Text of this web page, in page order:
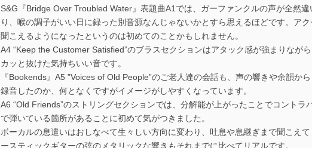
S&G『Bridge Over Troubled Water』表題曲A1では、ガーファンクルの声が全然
り、喉の調子がいい日に録った別音源なんじゃないかとすら思えるほどです。ア
聞こえるようになったというのは初めてのことかもしれません。
A4 “Keep the Customer Satisfied”のブラスセクションはアタック感が強まりなが
カッと抜けた気持ちいい音です。
『Bookends』A5 ”Voices of Old People”のご老人達の会話も、声の響きや余韻か
録音したのか、何となくですがイメージがしやすくなっています。
A6 “Old Friends”のストリングセクションでは、分解能が上がったことでコントラ
で弾いている箇所があることに初めて気がつきました。
ボーカルの息遣いはおしなべて生々しい方向に変わり、吐息や息継ぎまで聞こえ
ースティックギターの弦のメタリックな響きもそれまでに比べてリアルです。